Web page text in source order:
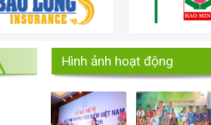
Hình ảnh hoạt động